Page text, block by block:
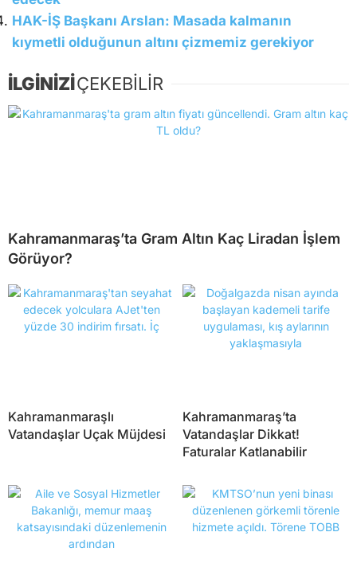
HAK-İŞ Başkanı Arslan: Masada kalmanın
kıymetli olduğunun altını çizmemiz gerekiyor
İLGİNİZİÇEKEBİLİR
Kahramanmaraş’ta Gram Altın Kaç Liradan İşlem
Görüyor?
Kahramanmaraşlı
Vatandaşlar Uçak Müjdesi
Kahramanmaraş’ta
Vatandaşlar Dikkat!
Faturalar Katlanabilir